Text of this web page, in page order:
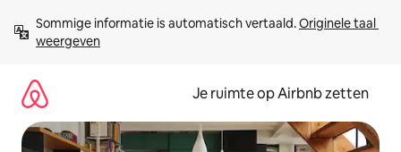
direct
naar
Sommige informatie is automatisch vertaald. Originele taal
weergeven
Je ruimte op Airbnb zetten